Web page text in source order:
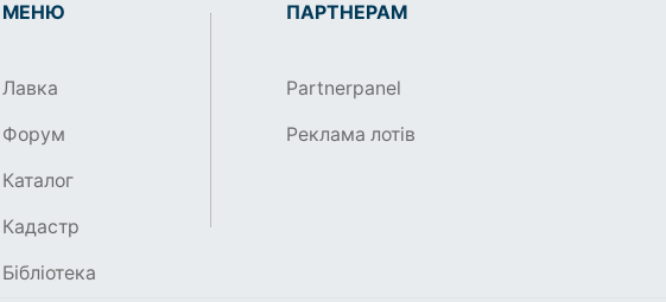
МЕНЮ
Лавка
Форум
Каталог
Кадастр
Бібліотека
ПАРТНЕРАМ
Partnerpanel
Реклама лотів